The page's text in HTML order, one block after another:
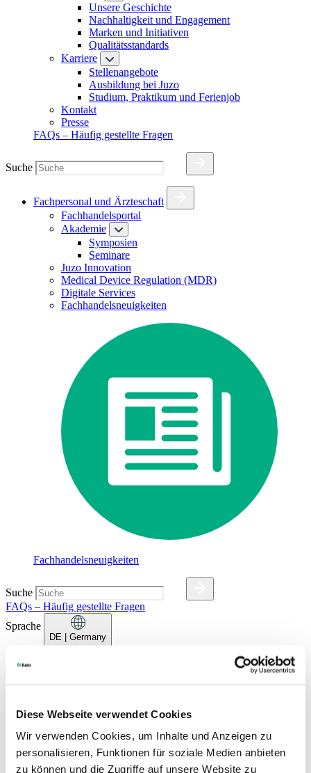
Diese Webseite verwendet Cookies
Wir verwenden Cookies, um Inhalte und Anzeigen zu
personalisieren, Funktionen für soziale Medien anbieten
zu können und die Zugriffe auf unsere Website zu
Unsere Geschichte
Nachhaltigkeit und Engagement
Marken und Initiativen
Qualitätsstandards
Karriere
Stellenangebote
Ausbildung bei Juzo
Studium, Praktikum und Ferienjob
Kontakt
Presse
FAQs – Häufig gestellte Fragen
Suche
Fachpersonal und Ärzteschaft
Fachhandelsportal
Akademie
Symposien
Seminare
Juzo Innovation
Medical Device Regulation (MDR)
Digitale Services
Fachhandelsneuigkeiten
Fachhandelsneuigkeiten
Suche
FAQs – Häufig gestellte Fragen
Sprache
DE | Germany
Español
Français (Belgique)
Italiano
Nederlands